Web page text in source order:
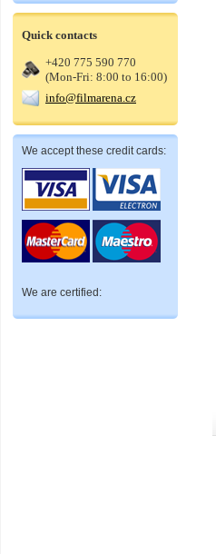
Quick contacts
+420 775 590 770
(Mon-Fri: 8:00 to 16:00)
info@filmarena.cz
We accept these credit cards:
We are certified: